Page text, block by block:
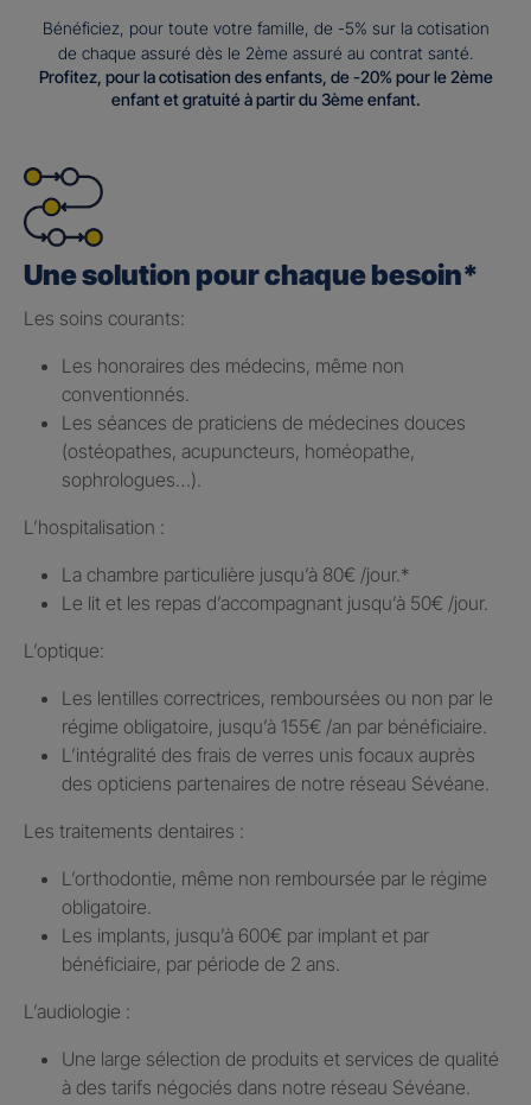
Bénéficiez, pour toute votre famille, de -5% sur la cotisation
de chaque assuré dès le 2ème assuré au contrat santé.
Profitez, pour la cotisation des enfants, de -20% pour le 2ème
enfant et gratuité à partir du 3ème enfant.
Une solution pour chaque besoin*
Les soins courants: ​
Les honoraires des médecins, même non
conventionnés.​
Les séances de praticiens de médecines douces
(ostéopathes, acupuncteurs, homéopathe,
sophrologues…).​
L’hospitalisation : ​
La chambre particulière jusqu’à 80€ /jour.​*
Le lit et les repas d’accompagnant jusqu’à 50€ /jour.​
L’optique:
Les lentilles correctrices, remboursées ou non par le
régime obligatoire, jusqu’à 155€ /an par bénéficiaire.​
L’intégralité des frais de verres unis focaux auprès
des opticiens partenaires de notre réseau Sévéane.​
Les traitements dentaires : ​
L’orthodontie, même non remboursée par le régime
obligatoire.​
Les implants, jusqu’à 600€ par implant et par
bénéficiaire, par période de 2 ans.
L’audiologie :
Une large sélection de produits et services de qualité
à des tarifs négociés dans notre réseau Sévéane.